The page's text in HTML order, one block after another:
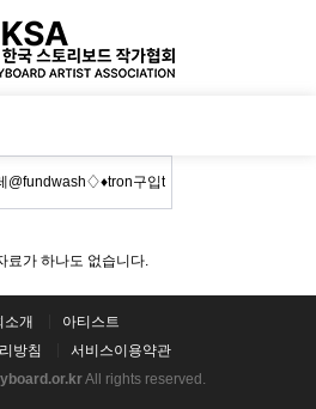
료가 하나도 없습니다.
소개
아티스트
방침
서비스이용약관
All rights reserved.